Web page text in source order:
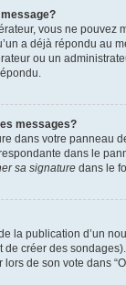
vous ne
a déjà répondu au
ou un
messages?
dans votre panneau
dans le
sa signature dans le
la publication d’un
de créer des
de son vote dans